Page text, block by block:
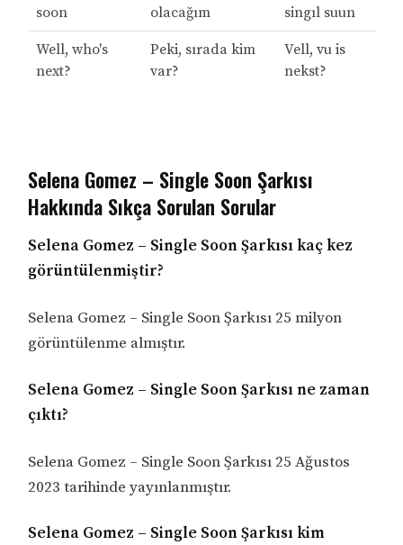
soon
olacağım
singıl suun
Well, who's
next?
Peki, sırada kim
var?
Vell, vu is
nekst?
Selena Gomez – Single Soon Şarkısı
Hakkında Sıkça Sorulan Sorular
Selena Gomez – Single Soon Şarkısı kaç kez
görüntülenmiştir?
Selena Gomez – Single Soon Şarkısı 25 milyon
görüntülenme almıştır.
Selena Gomez – Single Soon Şarkısı ne zaman
çıktı?
Selena Gomez – Single Soon Şarkısı 25 Ağustos
2023 tarihinde yayınlanmıştır.
Selena Gomez – Single Soon Şarkısı kim